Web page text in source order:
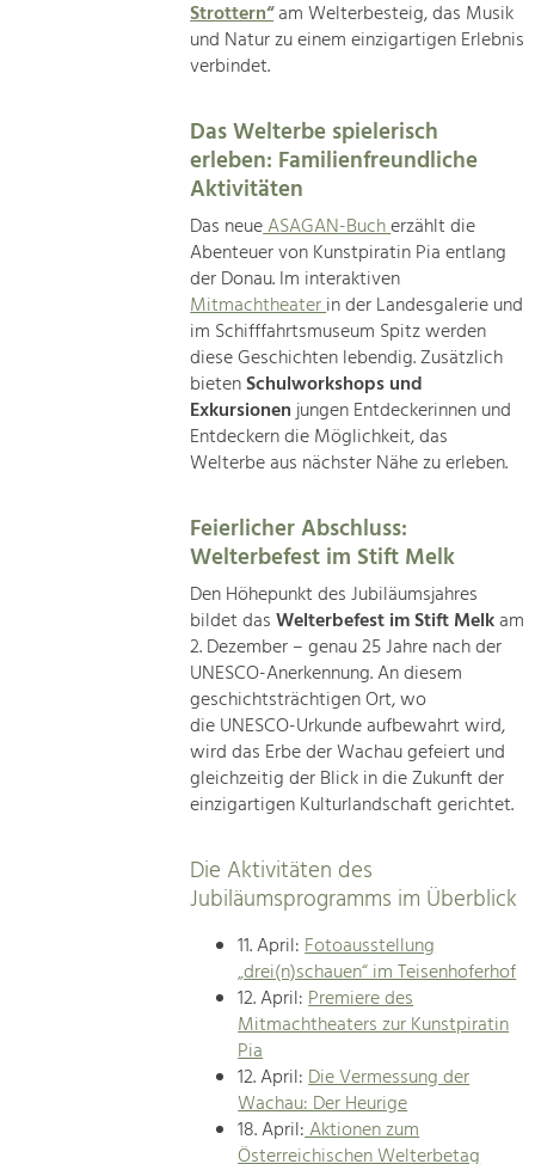
Strottern“am Welterbesteig, das Musik
und Natur zu einem einzigartigen Erlebnis
verbindet.
Das Welterbe spielerisch
erleben: Familienfreundliche
Aktivitäten
Das neueASAGAN-Bucherzählt die
Abenteuer von Kunstpiratin Pia entlang
der Donau. Im interaktiven
Mitmachtheaterin der Landesgalerie und
im Schifffahrtsmuseum Spitz werden
diese Geschichten lebendig. Zusätzlich
bietenSchulworkshops und
Exkursionenjungen Entdeckerinnen und
Entdeckern die Möglichkeit, das
Welterbe aus nächster Nähe zu erleben.
Feierlicher Abschluss:
Welterbefest im Stift Melk
Den Höhepunkt des Jubiläumsjahres
bildet dasWelterbefest im Stift Melkam
2. Dezember – genau 25 Jahre nach der
UNESCO-Anerkennung. An diesem
geschichtsträchtigen Ort, wo
die UNESCO-Urkunde aufbewahrt wird,
wird das Erbe der Wachau gefeiert und
gleichzeitig der Blick in die Zukunft der
einzigartigen Kulturlandschaft gerichtet.
Die Aktivitäten des
Jubiläumsprogramms im Überblick
11. April:Fotoausstellung
„drei(n)schauen“ im Teisenhoferhof
12. April:Premiere des
Mitmachtheaters zur Kunstpiratin
Pia
12. April:Die Vermessung der
Wachau: Der Heurige
18. April:Aktionen zum
Österreichischen Welterbetag